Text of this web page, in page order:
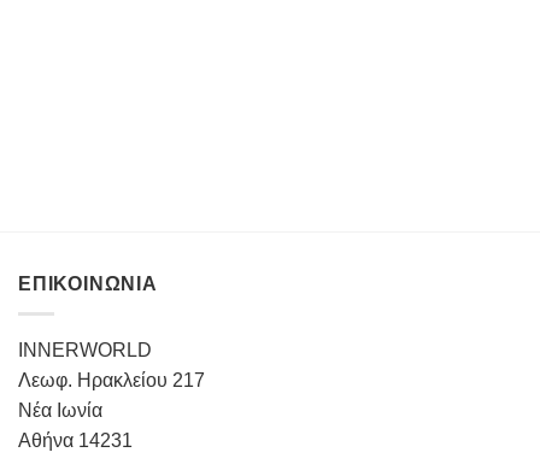
ΕΠΙΚΟΙΝΩΝΙΑ
INNERWORLD
Λεωφ. Ηρακλείου 217
Νέα Ιωνία
Αθήνα 14231